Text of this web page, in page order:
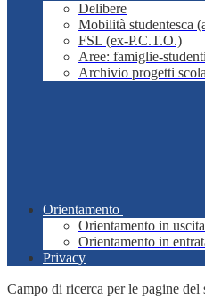
Delibere
Mobilità studentesca
FSL (ex-P.C.T.O.)
Aree: famiglie-
Archivio progetti
Orientamento
Orientamento in uscita
Orientamento in
Privacy
Campo di ricerca per le pagine del